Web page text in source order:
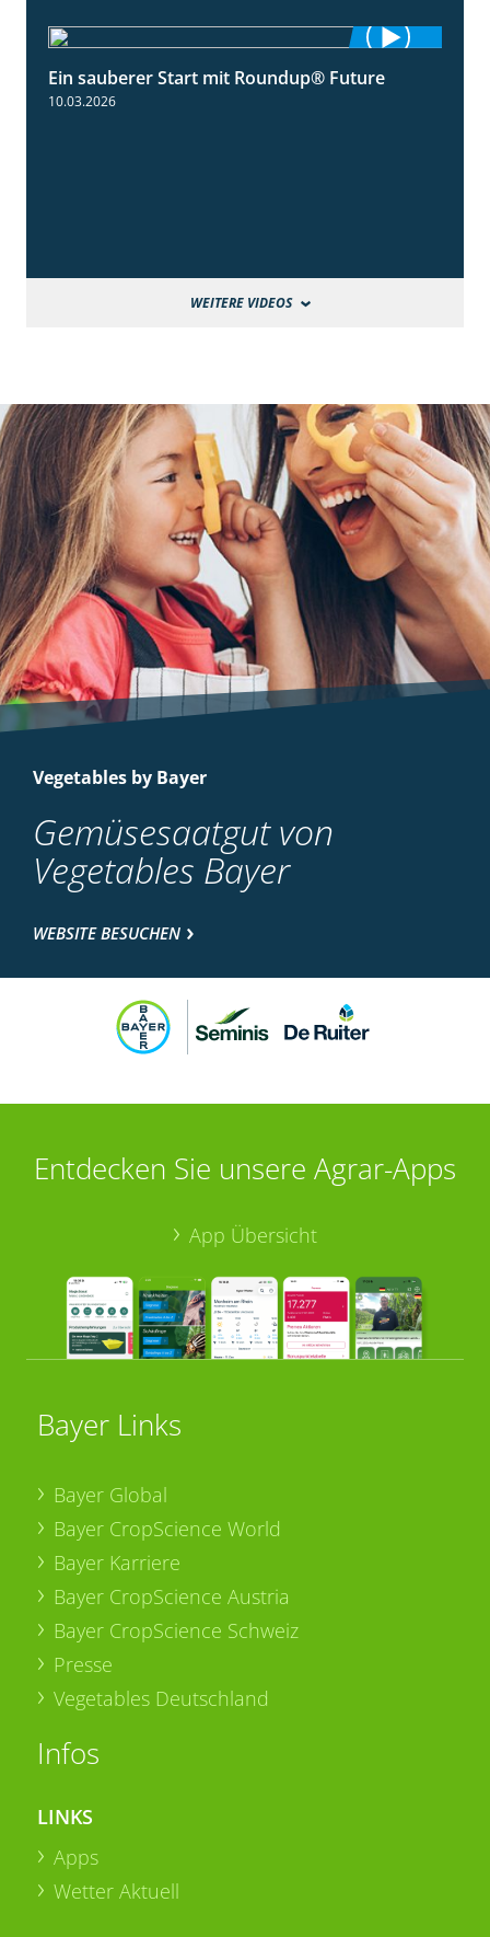
2:01
Ein sauberer Start mit Roundup® Future
10.03.2026
WEITERE VIDEOS
Vegetables by Bayer
Gemüsesaatgut von
Vegetables Bayer
WEBSITE BESUCHEN
Entdecken Sie unsere Agrar-Apps
App Übersicht
Bayer Links
Bayer Global
Bayer CropScience World
Bayer Karriere
Bayer CropScience Austria
Bayer CropScience Schweiz
Presse
Vegetables Deutschland
Infos
LINKS
Apps
Wetter Aktuell